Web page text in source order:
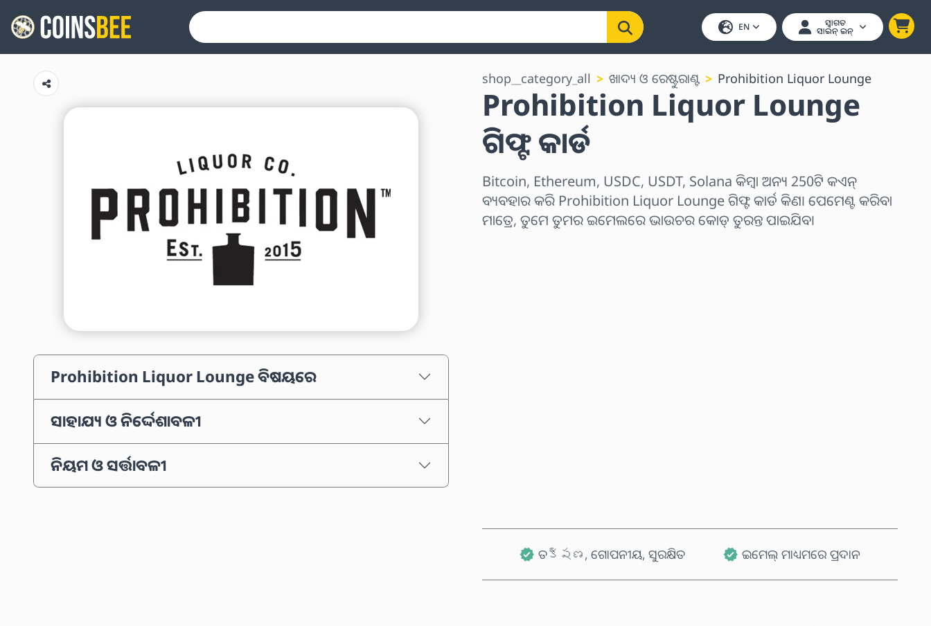
EN ସ୍ୱାଗତ
ସାଇନ୍ ଇନ୍
Prohibition Liquor Lounge ବିଷୟରେ
ସାହାଯ୍ୟ ଓ ନିର୍ଦ୍ଦେଶାବଳୀ
ନିୟମ ଓ ସର୍ତ୍ତାବଳୀ
shop__category_all ଖାଦ୍ୟ ଓ ରେଷ୍ଟୁରାଣ୍ଟ Prohibition Liquor Lounge
Prohibition Liquor Lounge
ଗିଫ୍ଟ କାର୍ଡ
Bitcoin, Ethereum, USDC, USDT, Solana କିମ୍ବା ଅନ୍ୟ 250ଟି କଏନ୍
ବ୍ୟବହାର କରି Prohibition Liquor Lounge ଗିଫ୍ଟ କାର୍ଡ କିଣ। ପେମେଣ୍ଟ କରିବା
ମାତ୍ରେ, ତୁମେ ତୁମର ଇମେଲରେ ଭାଉଚର କୋଡ୍ ତୁରନ୍ତ ପାଇଯିବ।
ତక్షణ, ଗୋପନୀୟ, ସୁରକ୍ଷିତ ଇମେଲ୍ ମାଧ୍ୟମରେ ପ୍ରଦାନ